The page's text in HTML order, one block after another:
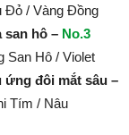
Đỏ / Vàng Đồng
san hô – No.3
San Hô / Violet
ứng đôi mắt sâu –
Tím / Nâu